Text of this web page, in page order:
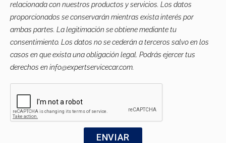
relacionada con nuestros productos y servicios. Los datos
proporcionados se conservarán mientras exista interés por
ambas partes. La legitimación se obtiene mediante tu
consentimiento. Los datos no se cederán a terceros salvo en los
casos en que exista una obligación legal. Podrás ejercer tus
derechos en info@expertservicecar.com.
ENVIAR